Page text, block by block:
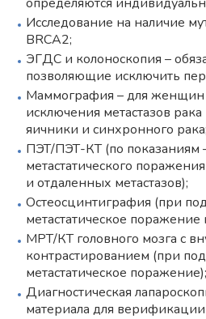
Исследование на наличие
BRCA2;
ЭГДС и колоноскопия –
позволяющие исключить
Маммография – для женщин
исключения метастазов
яичники и синхронного рака;
ПЭТ/ПЭТ-КТ (по показаниям
метастатического
и отдаленных метастазов);
Остеосцинтиграфия (при
метастатическое поражение
МРТ/КТ головного мозга с
контрастированием (при
метастатическое поражение);
Диагностическая
материала для верификации